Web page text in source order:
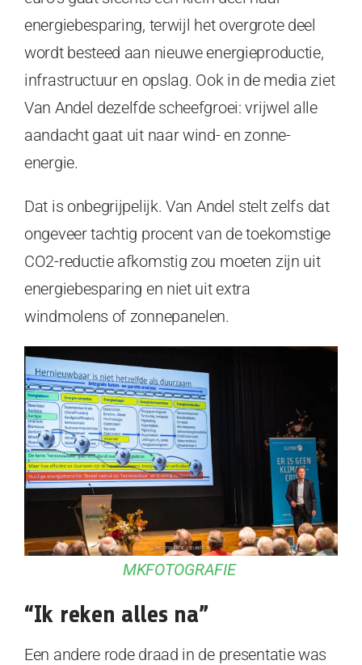
energiebesparing, terwijl het overgrote deel
wordt besteed aan nieuwe energieproductie,
infrastructuur en opslag. Ook in de media ziet
Van Andel dezelfde scheefgroei: vrijwel alle
aandacht gaat uit naar wind- en zonne-
energie.
Dat is onbegrijpelijk. Van Andel stelt zelfs dat
ongeveer tachtig procent van de toekomstige
CO2-reductie afkomstig zou moeten zijn uit
energiebesparing en niet uit extra
windmolens of zonnepanelen.
MKFOTOGRAFIE
“Ik reken alles na”
Een andere rode draad in de presentatie was